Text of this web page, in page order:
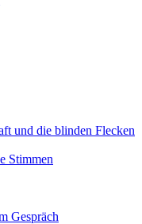
und die blinden Flecken
Stimmen
Gespräch